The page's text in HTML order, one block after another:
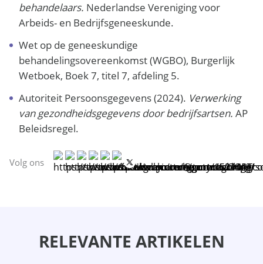
behandelaars. Nederlandse Vereniging voor
Arbeids- en Bedrijfsgeneeskunde.
Wet op de geneeskundige
behandelingsovereenkomst (WGBO), Burgerlijk
Wetboek, Boek 7, titel 7, afdeling 5.
Autoriteit Persoonsgegevens (2024). Verwerking
van gezondheidsgegevens door bedrijfsartsen. AP
Beleidsregel.
Volg ons
RELEVANTE ARTIKELEN